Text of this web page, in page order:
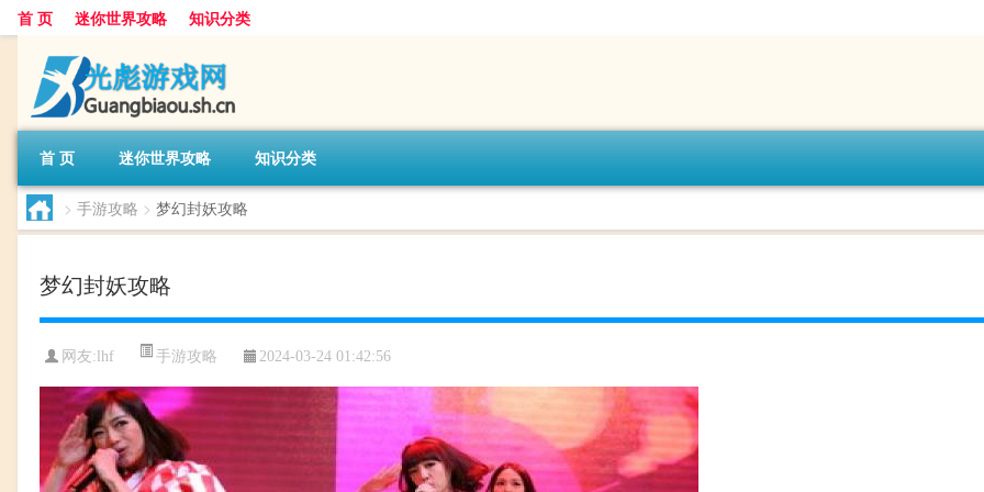
首 页 迷你世界攻略 知识分类
首 页 迷你世界攻略 知识分类
> 手游攻略 > 梦幻封妖攻略
梦幻封妖攻略
网友: lhf 手游攻略 2024-03-24 01:42:56